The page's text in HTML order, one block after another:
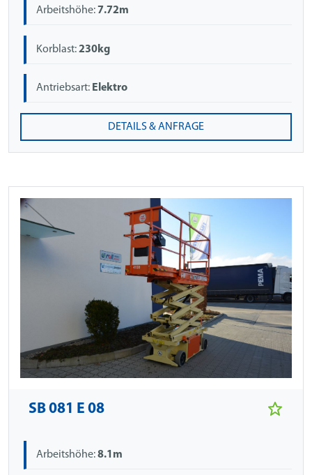
Arbeitshöhe:7.72m
Korblast:230kg
Antriebsart: Elektro
DETAILS & ANFRAGE
SB 081 E 08
Arbeitshöhe:8.1m